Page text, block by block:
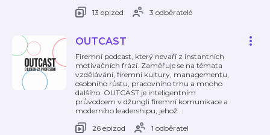
13 epizod
3 odběratelé
OUTCAST
Firemní podcast, který nevaří z instantních
motivačních frází. Zaměřuje se na témata
vzdělávání, firemní kultury, managementu,
osobního růstu, pracovního trhu a mnoho
dalšího. OUTCAST je inteligentním
průvodcem v džungli firemní komunikace a
moderního leadershipu, jehož…
26 epizod
1 odběratel